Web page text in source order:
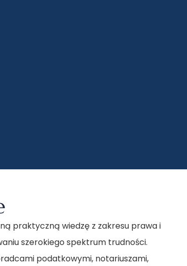
praktyczną wiedzę z zakresu prawa i
szerokiego spektrum trudności.
podatkowymi, notariuszami,